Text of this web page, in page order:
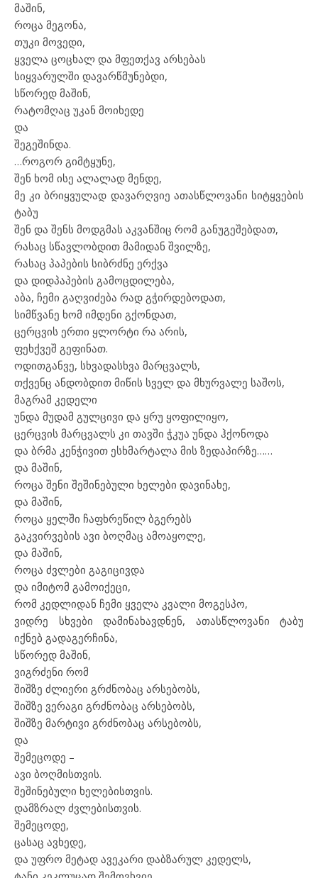
მაშინ,
როცა მეგონა,
თუკი მოვედი,
ყველა ცოცხალ და მფეთქავ არსებას
სიყვარულში დავარწმუნებდი,
სწორედ მაშინ,
რატომღაც უკან მოიხედე
და
შეგეშინდა.
…როგორ გიმტყუნე,
შენ ხომ ისე ალალად მენდე,
მე კი ბრიყვულად დავარღვიე ათასწლოვანი სიტყვების
ტაბუ
შენ და შენს მოდგმას აკვანშიც რომ განუგეშებდათ,
რასაც სწავლობდით მამიდან შვილზე,
რასაც პაპების სიბრძნე ერქვა
და დიდპაპების გამოცდილება,
აბა, ჩემი გაღვიძება რად გჭირდებოდათ,
სიმწვანე ხომ იმდენი გქონდათ,
ცერცვის ერთი ყლორტი რა არის,
ფეხქვეშ გეფინათ.
ოდითგანვე, სხვადასხვა მარცვალს,
თქვენც ანდობდით მიწის სველ და მხურვალე საშოს,
მაგრამ კედელი
უნდა მუდამ გულცივი და ყრუ ყოფილიყო,
ცერცვის მარცვალს კი თავში ჭკუა უნდა ჰქონოდა
და ბრმა კენჭივით ესხმარტალა მის ზედაპირზე……
და მაშინ,
როცა შენი შეშინებული ხელები დავინახე,
და მაშინ,
როცა ყელში ჩაფხრეწილ ბგერებს
გაკვირვების ავი ბოღმაც ამოაყოლე,
და მაშინ,
როცა ძვლები გაგიცივდა
და იმიტომ გამოიქეცი,
რომ კედლიდან ჩემი ყველა კვალი მოგესპო,
ვიდრე სხვები დამინახავდნენ, ათასწლოვანი ტაბუ
იქნებ გადაგერჩინა,
სწორედ მაშინ,
ვიგრძენი რომ
შიშზე ძლიერი გრძნობაც არსებობს,
შიშზე ვერაგი გრძნობაც არსებობს,
შიშზე მარტივი გრძნობაც არსებობს,
და
შემეცოდე –
ავი ბოღმისთვის.
შეშინებული ხელებისთვის.
დამზრალ ძვლებისთვის.
შემეცოდე,
ცასაც ავხედე,
და უფრო მეტად ავეკარი დაბზარულ კედელს,